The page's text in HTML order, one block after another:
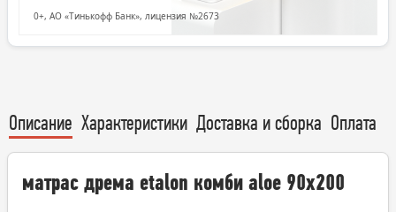
0+, АО «Тинькофф Банк», лицензия №2673
Описание Характеристики Доставка и сборка Оплата
матрас дрема etalon комби aloe 90х200